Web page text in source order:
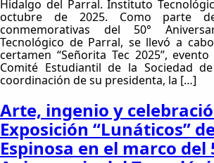
Hidalgo del Parral. Instituto
octubre de 2025. Como parte
conmemorativas del 50°
Tecnológico de Parral, se llevó a
certamen “Señorita Tec 2025”,
Comité Estudiantil de la Sociedad
coordinación de su presidenta, la […]
Arte, ingenio y
Exposición “Lunáticos”
Espinosa en el marco del